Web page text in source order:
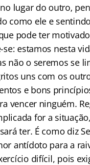
lugar do outro,
como ele e
pode ter
estamos nesta
não o seremos se
uns com os
e bons
vencer ninguém.
for a
ter. É como diz
antídoto para a
difícil, pois